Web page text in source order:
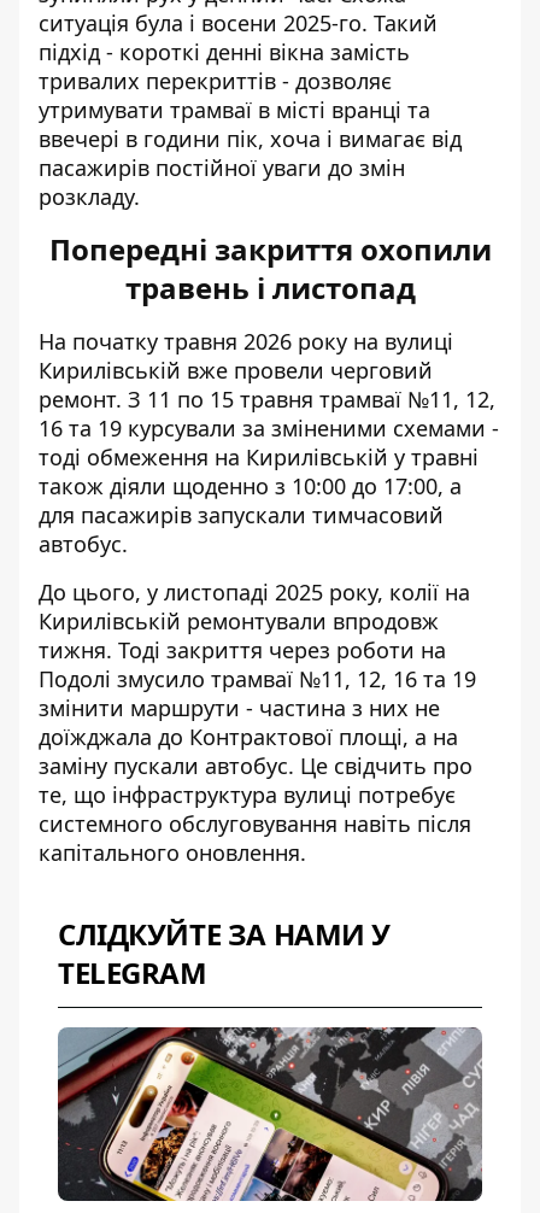
ситуація була і восени 2025-го. Такий
підхід - короткі денні вікна замість
тривалих перекриттів - дозволяє
утримувати трамваї в місті вранці та
ввечері в години пік, хоча і вимагає від
пасажирів постійної уваги до змін
розкладу.
Попередні закриття охопили
травень і листопад
На початку травня 2026 року на вулиці
Кирилівській вже провели черговий
ремонт. З 11 по 15 травня трамваї №11, 12,
16 та 19 курсували за зміненими схемами -
тоді обмеження на Кирилівській у травні
також діяли щоденно з 10:00 до 17:00, а
для пасажирів запускали тимчасовий
автобус.
До цього, у листопаді 2025 року, колії на
Кирилівській ремонтували впродовж
тижня. Тоді закриття через роботи на
Подолі змусило трамваї №11, 12, 16 та 19
змінити маршрути - частина з них не
доїжджала до Контрактової площі, а на
заміну пускали автобус. Це свідчить про
те, що інфраструктура вулиці потребує
системного обслуговування навіть після
капітального оновлення.
СЛІДКУЙТЕ ЗА НАМИ У
TELEGRAM